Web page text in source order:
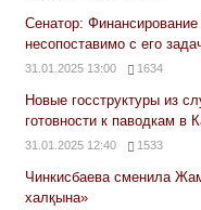
Сенатор:
несопоставимо с его
31.01.2025 13:00 1634
Новые госструктуры из
готовности к паводкам в
31.01.2025 12:40 1533
Чинкисбаева сменила
халқына»